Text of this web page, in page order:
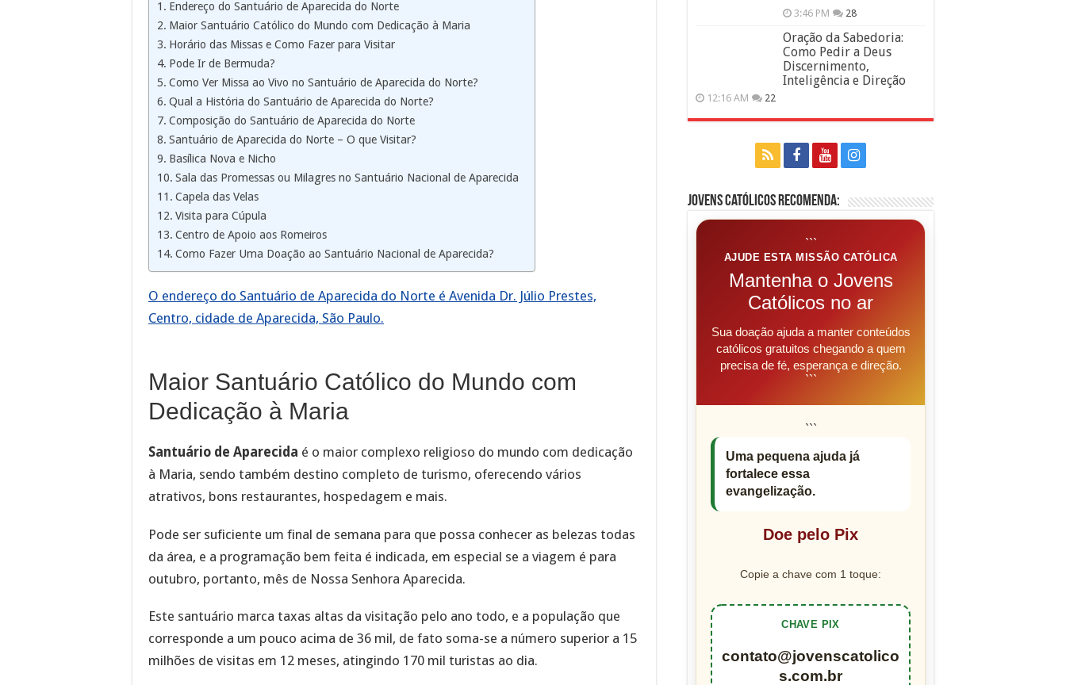
Endereço do Santuário de Aparecida do Norte
Maior Santuário Católico do Mundo com Dedicação à Maria
Horário das Missas e Como Fazer para Visitar
Pode Ir de Bermuda?
Como Ver Missa ao Vivo no Santuário de Aparecida do Norte?
Qual a História do Santuário de Aparecida do Norte?
Composição do Santuário de Aparecida do Norte
Santuário de Aparecida do Norte – O que Visitar?
Basílica Nova e Nicho
Sala das Promessas ou Milagres no Santuário Nacional de Aparecida
Capela das Velas
Visita para Cúpula
Centro de Apoio aos Romeiros
Como Fazer Uma Doação ao Santuário Nacional de Aparecida?
O endereço do Santuário de Aparecida do Norte é Avenida Dr. Júlio Prestes,
Centro, cidade de Aparecida, São Paulo.
Maior Santuário Católico do Mundo com
Dedicação à Maria
Santuário de Aparecida é o maior complexo religioso do mundo com dedicação
à Maria, sendo também destino completo de turismo, oferecendo vários
atrativos, bons restaurantes, hospedagem e mais.
Pode ser suficiente um final de semana para que possa conhecer as belezas todas
da área, e a programação bem feita é indicada, em especial se a viagem é para
outubro, portanto, mês de Nossa Senhora Aparecida.
Este santuário marca taxas altas da visitação pelo ano todo, e a população que
corresponde a um pouco acima de 36 mil, de fato soma-se a número superior a 15
milhões de visitas em 12 meses, atingindo 170 mil turistas ao dia.
3:46 PM 28
Oração da Sabedoria:
Como Pedir a Deus
Discernimento,
Inteligência e Direção
12:16 AM 22
Jovens Católicos Recomenda:
```
AJUDE ESTA MISSÃO CATÓLICA
Mantenha o Jovens
Católicos no ar
Sua doação ajuda a manter conteúdos
católicos gratuitos chegando a quem
precisa de fé, esperança e direção.
```
```
Uma pequena ajuda já
fortalece essa
evangelização.
Doe pelo Pix
Copie a chave com 1 toque:
CHAVE PIX
contato@jovenscatolico
s.com.br